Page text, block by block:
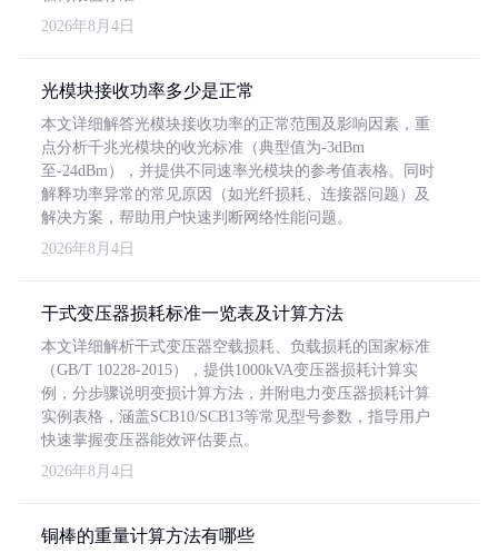
2026年8月4日
光模块接收功率多少是正常
本文详细解答光模块接收功率的正常范围及影响因素，重
点分析千兆光模块的收光标准（典型值为-3dBm
至-24dBm），并提供不同速率光模块的参考值表格。同时
解释功率异常的常见原因（如光纤损耗、连接器问题）及
解决方案，帮助用户快速判断网络性能问题。
2026年8月4日
干式变压器损耗标准一览表及计算方法
本文详细解析干式变压器空载损耗、负载损耗的国家标准
（GB/T 10228-2015），提供1000kVA变压器损耗计算实
例，分步骤说明变损计算方法，并附电力变压器损耗计算
实例表格，涵盖SCB10/SCB13等常见型号参数，指导用户
快速掌握变压器能效评估要点。
2026年8月4日
铜棒的重量计算方法有哪些